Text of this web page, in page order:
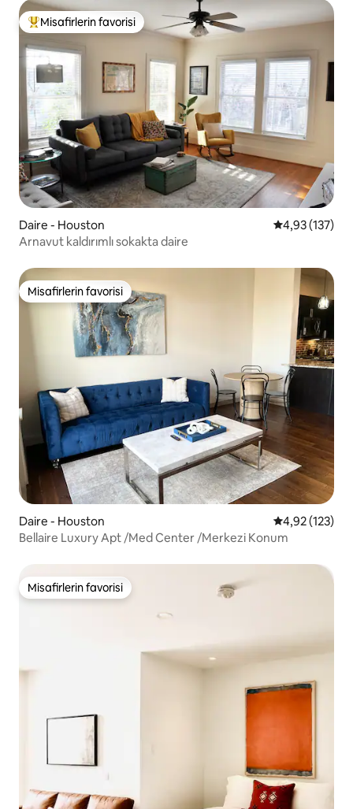
Misafirlerin favorilerinden en beğenilenler arasında
Misafirlerin favorisi
Daire - Houston 5 üzerinden
4,93 (137)
Arnavut kaldırımlı sokakta daire
Misafirlerin favorisi
Misafirlerin favorisi
Daire - Houston 5 üzerinden
4,92 (123)
Bellaire Luxury Apt /Med Center /Merkezi Konum
Misafirlerin favorisi
Misafirlerin favorisi